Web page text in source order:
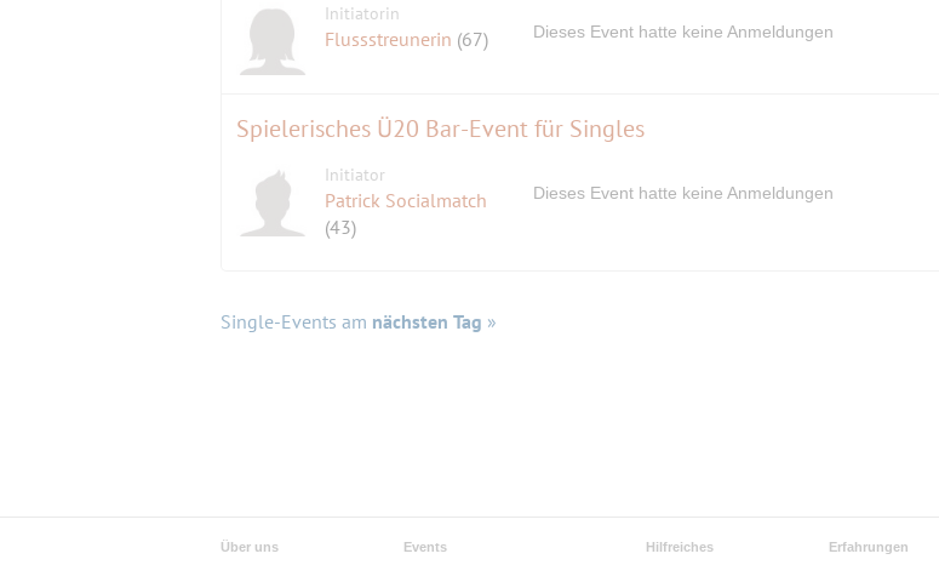
Initiatorin
Flussstreunerin (67) Dieses Event hatte keine Anmeldungen
Spielerisches Ü20 Bar-Event für Singles
Initiator
Patrick Socialmatch
(43)
Dieses Event hatte keine Anmeldungen
Single-Events am nächsten Tag »
Über uns
Events
Hilfreiches
Erfahrungen